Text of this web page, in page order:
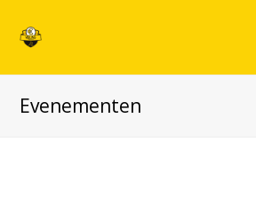
Evenementen